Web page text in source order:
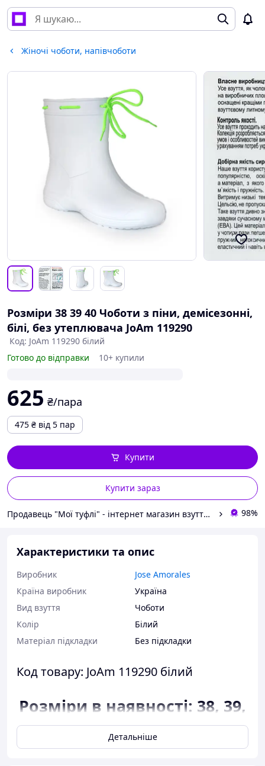
Жіночі чоботи, напівчоботи
Розміри 38 39 40 Чоботи з піни, демісезонні,
білі, без утеплювача JoAm 119290
Код: JoAm 119290 білий
Готово до відправки
10+ купили
625 ₴/пара
475 ₴ від 5 пар
Купити зараз
Купити
Продавець "Мої туфлі" - інтернет магазин взуття на всі випадки життя. 98%
Характеристики та опис
Виробник
Jose Amorales
Країна виробник
Україна
Вид взуття
Чоботи
Колір
Білий
Матеріал підкладки
Без підкладки
Код товару: JoAm 119290 білий
Розміри в наявності: 38, 39,
40.
Відповідність розміру до
Детальніше